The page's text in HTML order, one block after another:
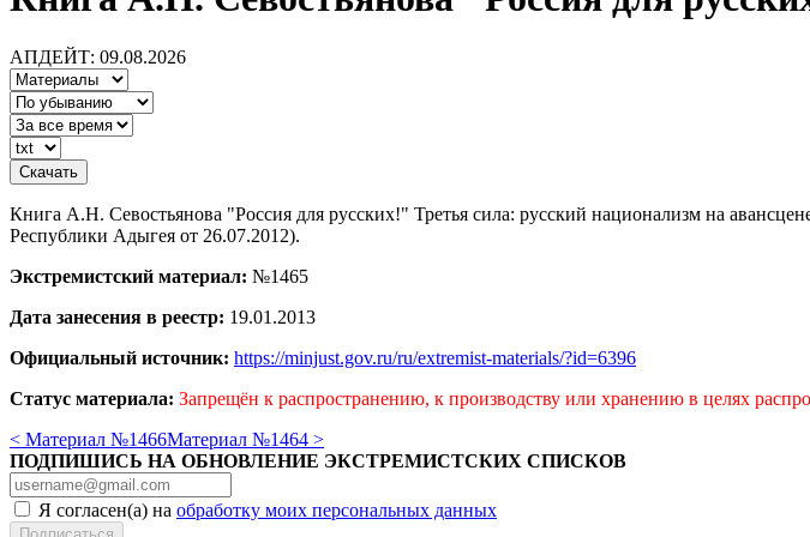
АПДЕЙТ: 09.08.2026
Книга А.Н. Севостьянова "Россия для русских!" Третья сила: русский национализм на
Республики Адыгея от 26.07.2012).
Экстремистский материал: №1465
Дата занесения в реестр: 19.01.2013
Официальный источник: https://minjust.gov.ru/ru/extremist-materials/?id=6396
Статус материала: Запрещён к распространению, к производству или хранению в целях
< Материал №1466Материал №1464 >
ПОДПИШИСЬ НА ОБНОВЛЕНИЕ ЭКСТРЕМИСТСКИХ СПИСКОВ
Я согласен(а) на обработку моих персональных данных